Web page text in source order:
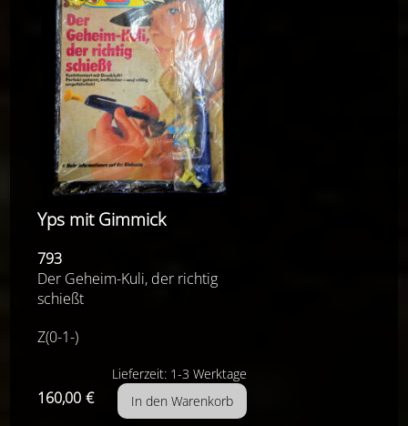
Yps mit Gimmick
793
Der Geheim-Kuli, der richtig
schießt
Z(0-1-)
Lieferzeit: 1-3 Werktage
160,00 €